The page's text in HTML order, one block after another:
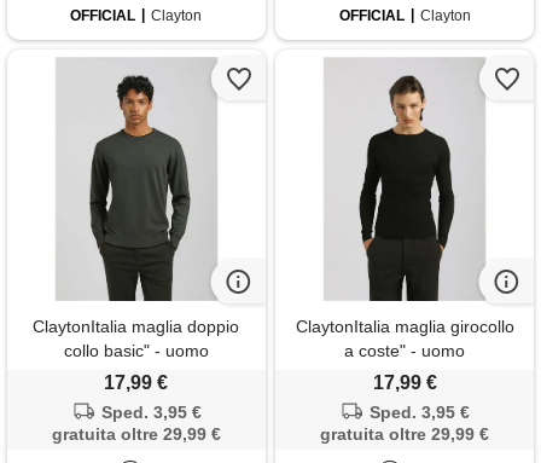
OFFICIAL Clayton OFFICIAL Clayton
ClaytonItalia maglia doppio
collo basic" - uomo
17,99 €
Sped. 3,95 €
gratuita oltre 29,99 €
ClaytonItalia maglia girocollo
a coste" - uomo
17,99 €
Sped. 3,95 €
gratuita oltre 29,99 €